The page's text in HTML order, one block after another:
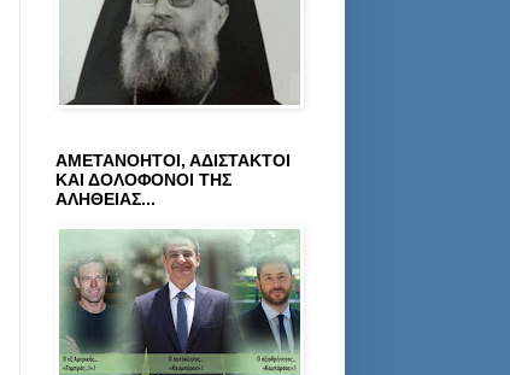
ΑΜΕΤΑΝΟΗΤΟΙ, ΑΔΙΣΤΑΚΤΟΙ
ΚΑΙ ΔΟΛΟΦΟΝΟΙ ΤΗΣ
ΑΛΗΘΕΙΑΣ...